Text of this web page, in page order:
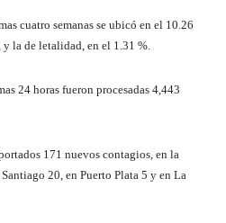
cuatro semanas se ubicó en el 10.26
la de letalidad, en el 1.31 %.
24 horas fueron procesadas 4,443
171 nuevos contagios, en la
20, en Puerto Plata 5 y en La